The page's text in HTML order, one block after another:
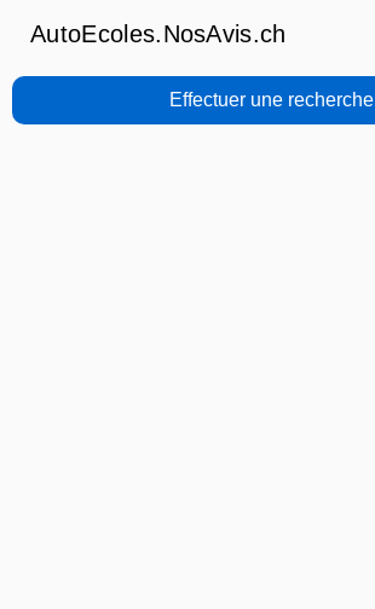
AutoEcoles.NosAvis.ch
Effectuer une recherche